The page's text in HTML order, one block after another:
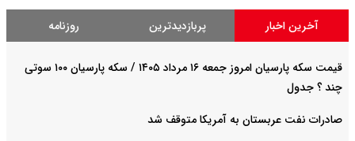
آخرین اخبار پربازدیدترین روزنامه
قیمت سکه پارسیان امروز جمعه ۱۶ مرداد ۱۴۰۵ / سکه پارسیان ۱۰۰ سوتی
چند ؟ جدول
صادرات نفت عربستان به آمریکا متوقف شد